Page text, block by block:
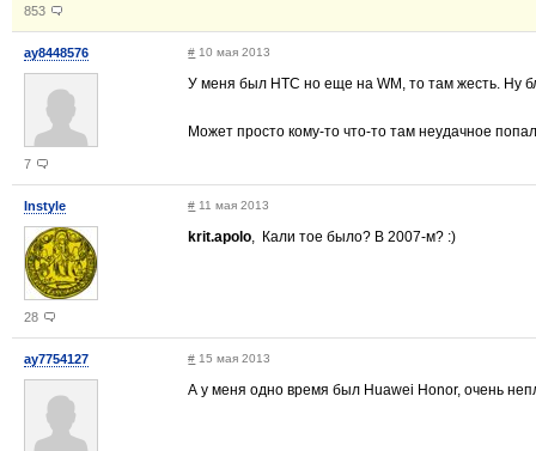
853
ay8448576
7
# 10 мая 2013
У меня был HTC но еще на WM, то там жесть. Ну
Может просто кому-то что-то там неудачное
Instyle
28
# 11 мая 2013
krit.apolo, Кали тое было? В 2007-м? :)
ay7754127 # 15 мая 2013
А у меня одно время был Huawei Honor, очень